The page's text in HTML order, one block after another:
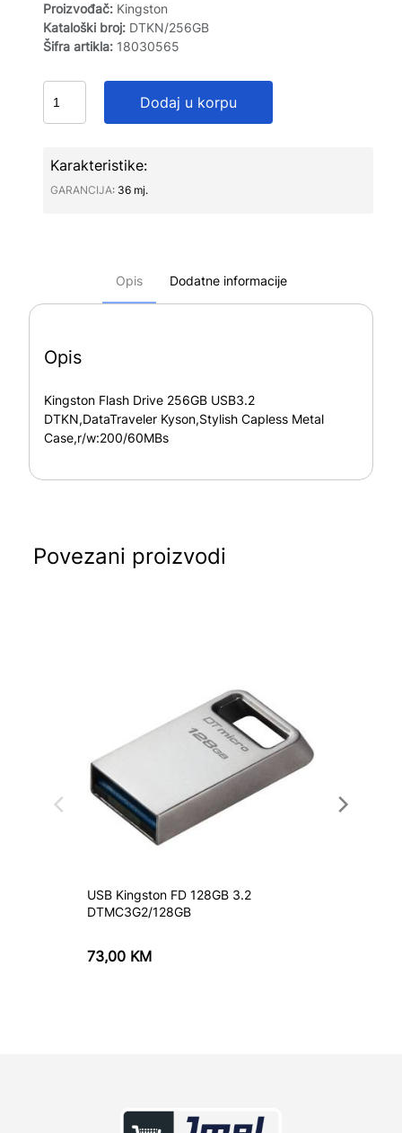
Proizvođač: Kingston
Kataloški broj: DTKN/256GB
Šifra artikla: 18030565
Dodaj u korpu
Karakteristike:
GARANCIJA∶ 36 mj.
Opis Dodatne informacije
Opis
Kingston Flash Drive 256GB USB3.2
DTKN,DataTraveler Kyson,Stylish Capless Metal
Case,r/w:200/60MBs
Povezani proizvodi
USB Kingston FD 128GB 3.2
DTMC3G2/128GB
73,00 KM